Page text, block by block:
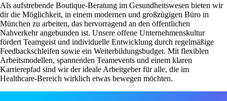
Als aufstrebende Boutique-Beratung im Gesundheitswesen bieten wir
dir die Möglichkeit, in einem modernen und großzügigen Büro in
München zu arbeiten, das hervorragend an den öffentlichen
Nahverkehr angebunden ist. Unsere offene Unternehmenskultur
fördert Teamgeist und individuelle Entwicklung durch regelmäßige
Feedbackschleifen sowie ein Weiterbildungsbudget. Mit flexiblen
Arbeitsmodellen, spannenden Teamevents und einem klaren
Karrierepfad sind wir der ideale Arbeitgeber für alle, die im
Healthcare-Bereich wirklich etwas bewegen möchten.